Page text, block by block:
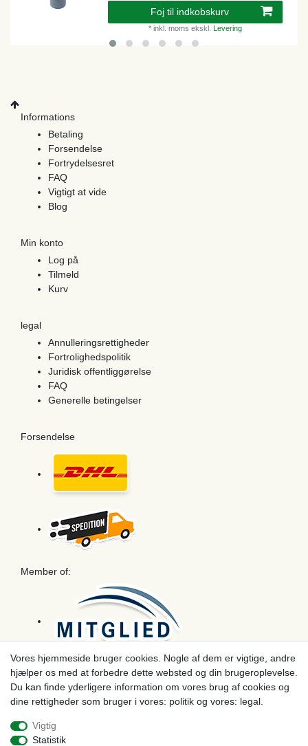
Foj til indkobskurv
* inkl. moms ekskl. Levering
Informations
Betaling
Forsendelse
Fortrydelsesret
FAQ
Vigtigt at vide
Blog
Min konto
Log på
Tilmeld
Kurv
legal
Annulleringsrettigheder
Fortrolighedspolitik
Juridisk offentliggørelse
FAQ
Generelle betingelser
Forsendelse
Member of:
Betaling
Vores hjemmeside bruger cookies. Nogle af dem er vigtige, andre
hjælper os med at forbedre dette websted og din brugeroplevelse.
Du kan finde yderligere information om vores brug af cookies og
dine rettigheder som bruger i vores: politik og vores: legal.
Vigtig
Statistik